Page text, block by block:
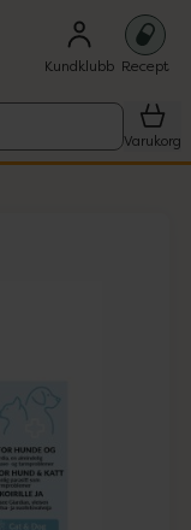
Kundklubb Recept
Varukorg